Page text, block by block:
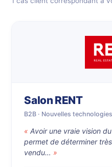
Salon RENT
B2B · Nouvelles
Avoir une vraie vision
permet de déterminer
vendu…